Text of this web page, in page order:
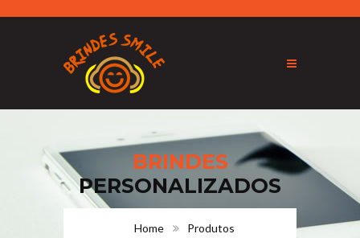
BRINDES
PERSONALIZADOS
Home
Produtos